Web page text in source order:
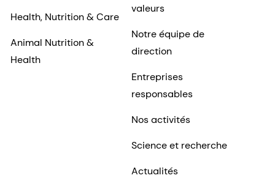
Health, Nutrition & Care
Animal Nutrition &
Health
valeurs
Notre équipe de
direction
Entreprises
responsables
Nos activités
Science et recherche
Actualités